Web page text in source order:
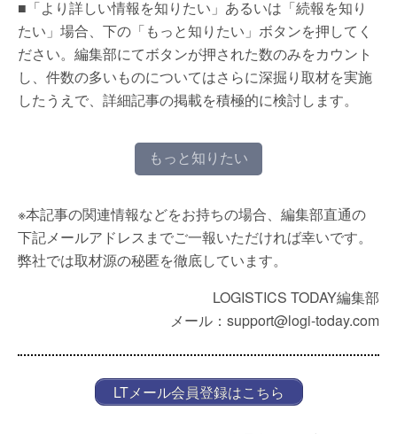
■「より詳しい情報を知りたい」あるいは「続報を知り
たい」場合、下の「もっと知りたい」ボタンを押してく
ださい。編集部にてボタンが押された数のみをカウント
し、件数の多いものについてはさらに深掘り取材を実施
したうえで、詳細記事の掲載を積極的に検討します。
もっと知りたい
※本記事の関連情報などをお持ちの場合、編集部直通の
下記メールアドレスまでご一報いただければ幸いです。
弊社では取材源の秘匿を徹底しています。
LOGISTICS TODAY編集部
メール：support@logi-today.com
LTメール会員登録はこちら